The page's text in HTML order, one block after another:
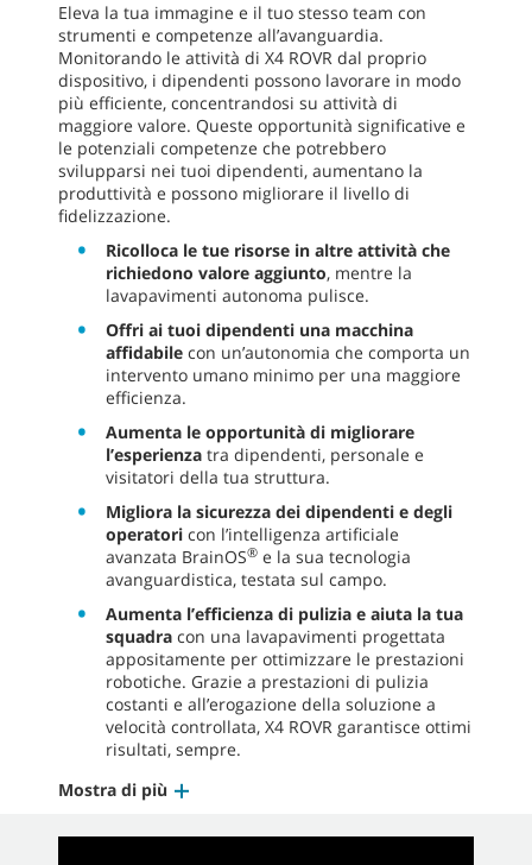
Eleva la tua immagine e il tuo stesso team con
strumenti e competenze all’avanguardia.
Monitorando le attività di X4 ROVR dal proprio
dispositivo, i dipendenti possono lavorare in modo
più efficiente, concentrandosi su attività di
maggiore valore. Queste opportunità significative e
le potenziali competenze che potrebbero
svilupparsi nei tuoi dipendenti, aumentano la
produttività e possono migliorare il livello di
fidelizzazione.
Ricolloca le tue risorse in altre attività che
richiedono valore aggiunto, mentre la
lavapavimenti autonoma pulisce.
Offri ai tuoi dipendenti una macchina
affidabile con un’autonomia che comporta un
intervento umano minimo per una maggiore
efficienza.
Aumenta le opportunità di migliorare
l’esperienza tra dipendenti, personale e
visitatori della tua struttura.
Migliora la sicurezza dei dipendenti e degli
operatori con l’intelligenza artificiale
avanzata BrainOS® e la sua tecnologia
avanguardistica, testata sul campo.
Aumenta l’efficienza di pulizia e aiuta la tua
squadra con una lavapavimenti progettata
appositamente per ottimizzare le prestazioni
robotiche. Grazie a prestazioni di pulizia
costanti e all’erogazione della soluzione a
velocità controllata, X4 ROVR garantisce ottimi
risultati, sempre.
Mostra di più